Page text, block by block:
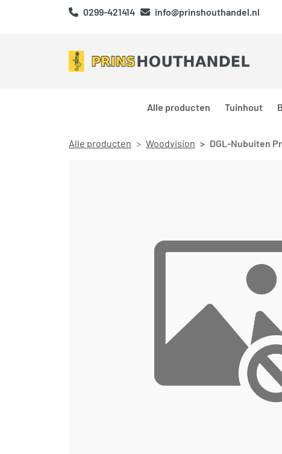
0299-421414 info@prinshouthandel.nl
Alle producten Tuinhout
Alle producten Woodvision DGL-Nubuiten